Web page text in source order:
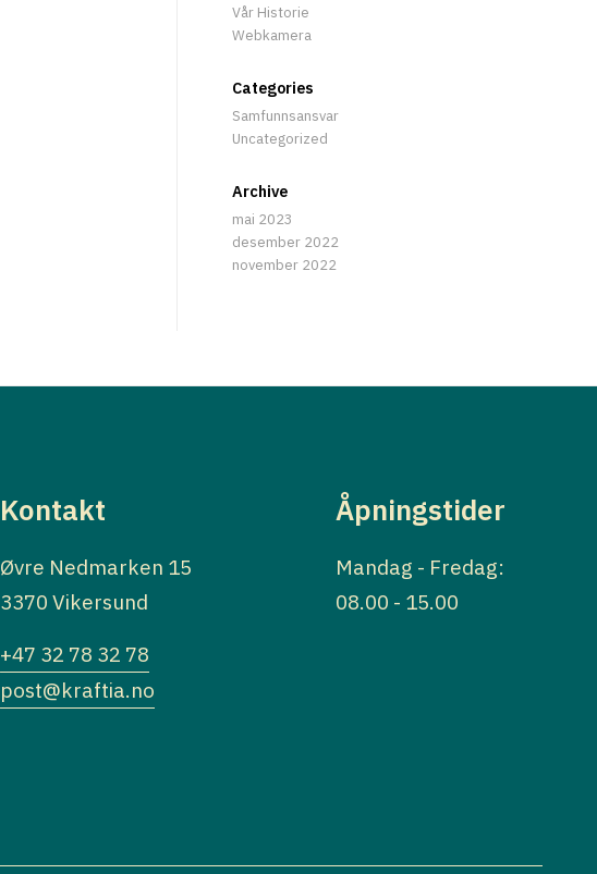
Vår Historie
Webkamera
Categories
Samfunnsansvar
Uncategorized
Archive
mai 2023
desember 2022
november 2022
Kontakt
Øvre Nedmarken 15
3370 Vikersund
+47 32 78 32 78
post@kraftia.no
Åpningstider
Mandag - Fredag:
08.00 - 15.00